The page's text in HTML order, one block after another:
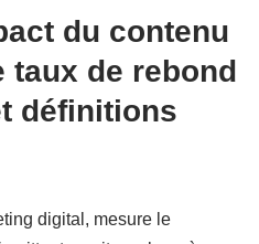
du contenu
taux de rebond
définitions
digital, mesure le